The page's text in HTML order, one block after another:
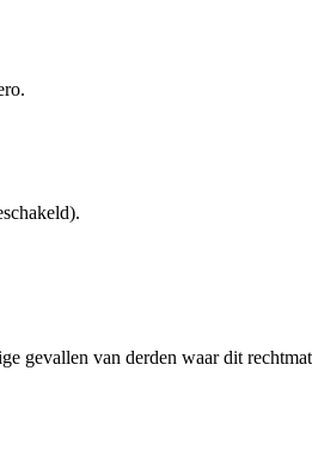
gevallen van derden waar dit